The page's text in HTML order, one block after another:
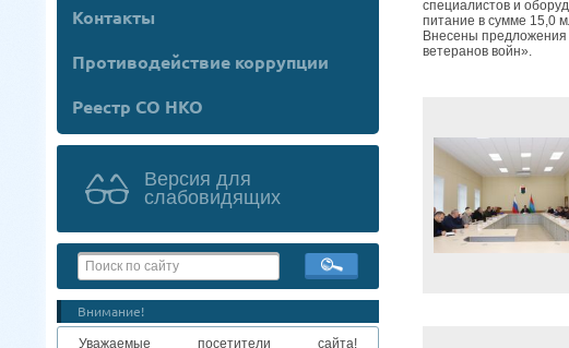
Контакты
Противодействие коррупции
Реестр СО НКО
Версия для
слабовидящих
Внимание!
Уважаемые посетители сайта!
специалистов и
питание в сумме 15,0
Внесены предложения
ветеранов войн».